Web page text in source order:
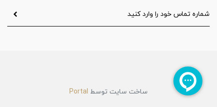
ساخت سایت توسط Portal